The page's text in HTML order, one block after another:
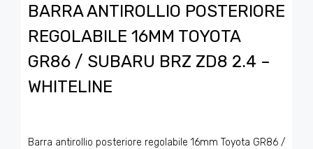
BARRA ANTIROLLIO POSTERIORE
REGOLABILE 16MM TOYOTA
GR86 / SUBARU BRZ ZD8 2.4 –
WHITELINE
Barra antirollio posteriore regolabile 16mm Toyota GR86 /